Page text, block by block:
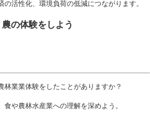
の活性化、環境負荷の低減につながります。
の体験をしよう
林業業体験をしたことがありますか？
食や農林水産業への理解を深めよう。​